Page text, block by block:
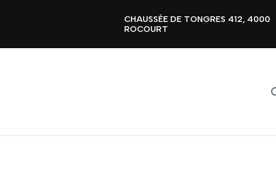
CHAUSSÉE DE TONGRES 412, 4000
ROCOURT